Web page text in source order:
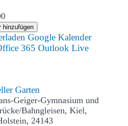
hinzufügen
Google Kalender
365 Outlook Live
Garten
Geiger-Gymnasium und
Bahngleisen, Kiel,
24143